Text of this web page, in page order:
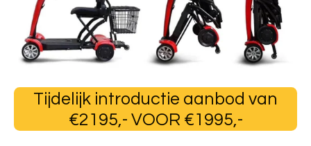
Tijdelijk introductie aanbod van
€2195,- VOOR €1995,-